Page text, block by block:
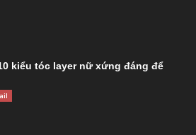
kiểu tóc layer nữ xứng đáng để